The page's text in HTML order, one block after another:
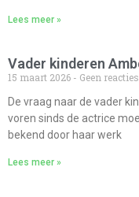
Lees meer »
Vader kinderen
15 maart 2026
Geen reacties
De vraag naar de vader
voren sinds de actrice
bekend door haar werk
Lees meer »